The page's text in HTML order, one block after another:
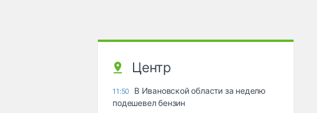
Центр
11:50
В Ивановской области за неделю
подешевел бензин